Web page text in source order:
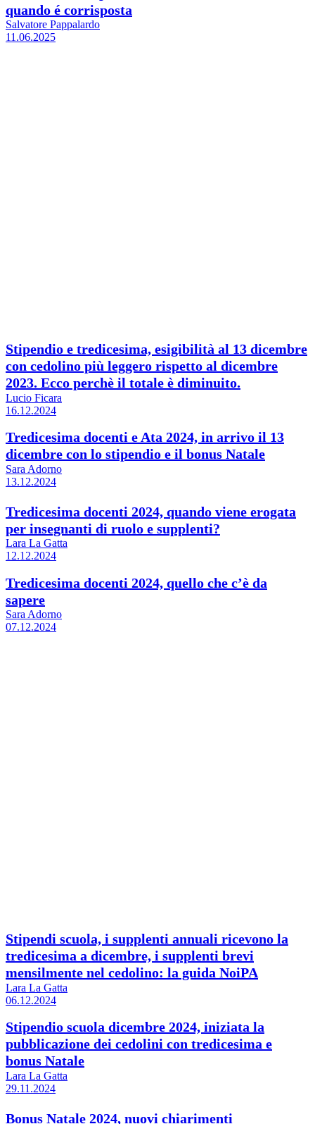
quando é corrisposta
Salvatore Pappalardo
11.06.2025
Stipendio e tredicesima, esigibilità al 13 dicembre
con cedolino più leggero rispetto al dicembre
2023. Ecco perchè il totale è diminuito.
Lucio Ficara
16.12.2024
Tredicesima docenti e Ata 2024, in arrivo il 13
dicembre con lo stipendio e il bonus Natale
Sara Adorno
13.12.2024
Tredicesima docenti 2024, quando viene erogata
per insegnanti di ruolo e supplenti?
Lara La Gatta
12.12.2024
Tredicesima docenti 2024, quello che c’è da
sapere
Sara Adorno
07.12.2024
Stipendi scuola, i supplenti annuali ricevono la
tredicesima a dicembre, i supplenti brevi
mensilmente nel cedolino: la guida NoiPA
Lara La Gatta
06.12.2024
Stipendio scuola dicembre 2024, iniziata la
pubblicazione dei cedolini con tredicesima e
bonus Natale
Lara La Gatta
29.11.2024
Bonus Natale 2024, nuovi chiarimenti